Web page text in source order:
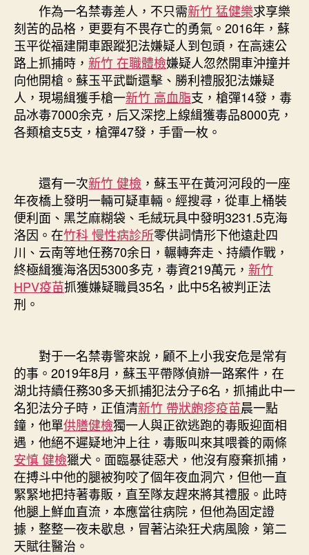
作為一名禁毒差人，不只需新竹 猛健樂求享樂
刻苦的品格，更要有不畏存亡的勇氣。2016年，蘇
玉平從福建開車跟蹤犯法嫌疑人到包頭，在高速公
路上抓捕時， 新竹 在職體檢嫌疑人忽然開車沖撞并
向他開槍。蘇玉平武斷還擊、勝利禮服犯法嫌疑
人，現場緝獲手槍一新竹 高血脂支，槍彈14發，毒
品冰毒7000余克，后又深挖上線緝獲毒品8000克，
各類槍支5支，槍彈47發，手雷一枚。
還有一次新竹 健檢 ，蘇玉平在黃河河段的一座
年夜橋上發明一輛可疑車輛。經搜尋，從車上桶裝
便利面、黑芝麻糊袋、毛絨玩具中發明3231.5克海
洛因。在竹科 慢性病診所零供詞情形下他遠赴四
川、云南等地任務70余日，輾轉奔走、持續作戰，
終極緝獲海洛因5300多克，毒資219萬元， 新竹
HPV疫苗抓獲嫌疑職員35名，此中5名被判正法
刑。
對于一名禁毒警來說，顧不上小我安危是常有
的事。2019年8月，蘇玉平帶隊偵辦一路案件，在
湖北持續任務30多天抓捕犯法分子6名，抓捕此中一
名犯法分子時，正值清新竹 帶狀皰疹疫苗晨一點
鐘，他單供膳健檢獨一人與正欲逃跑的毒販迎面相
遇，他絕不遲疑地沖上往，毒販叫來其喂養的兩條
安慎 健檢獵犬。面臨暴徒惡犬，他沒有廢棄抓捕，
在搏斗中他的腿被狗咬了個年夜血洞穴，但他一直
緊緊地把持著毒販，直至隊友趕來將其禮服。此時
他腿上鮮血直流，本應當往病院，但他為固定證
據，整整一夜未歇息，冒著沾染狂犬病風險，第二
天賦往醫治。